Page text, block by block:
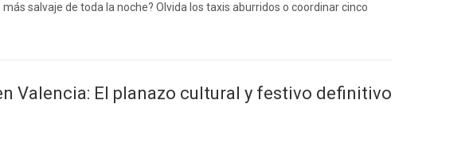
salvaje de toda la noche? Olvida los taxis aburridos o coordinar cinco
Valencia: El planazo cultural y festivo definitivo